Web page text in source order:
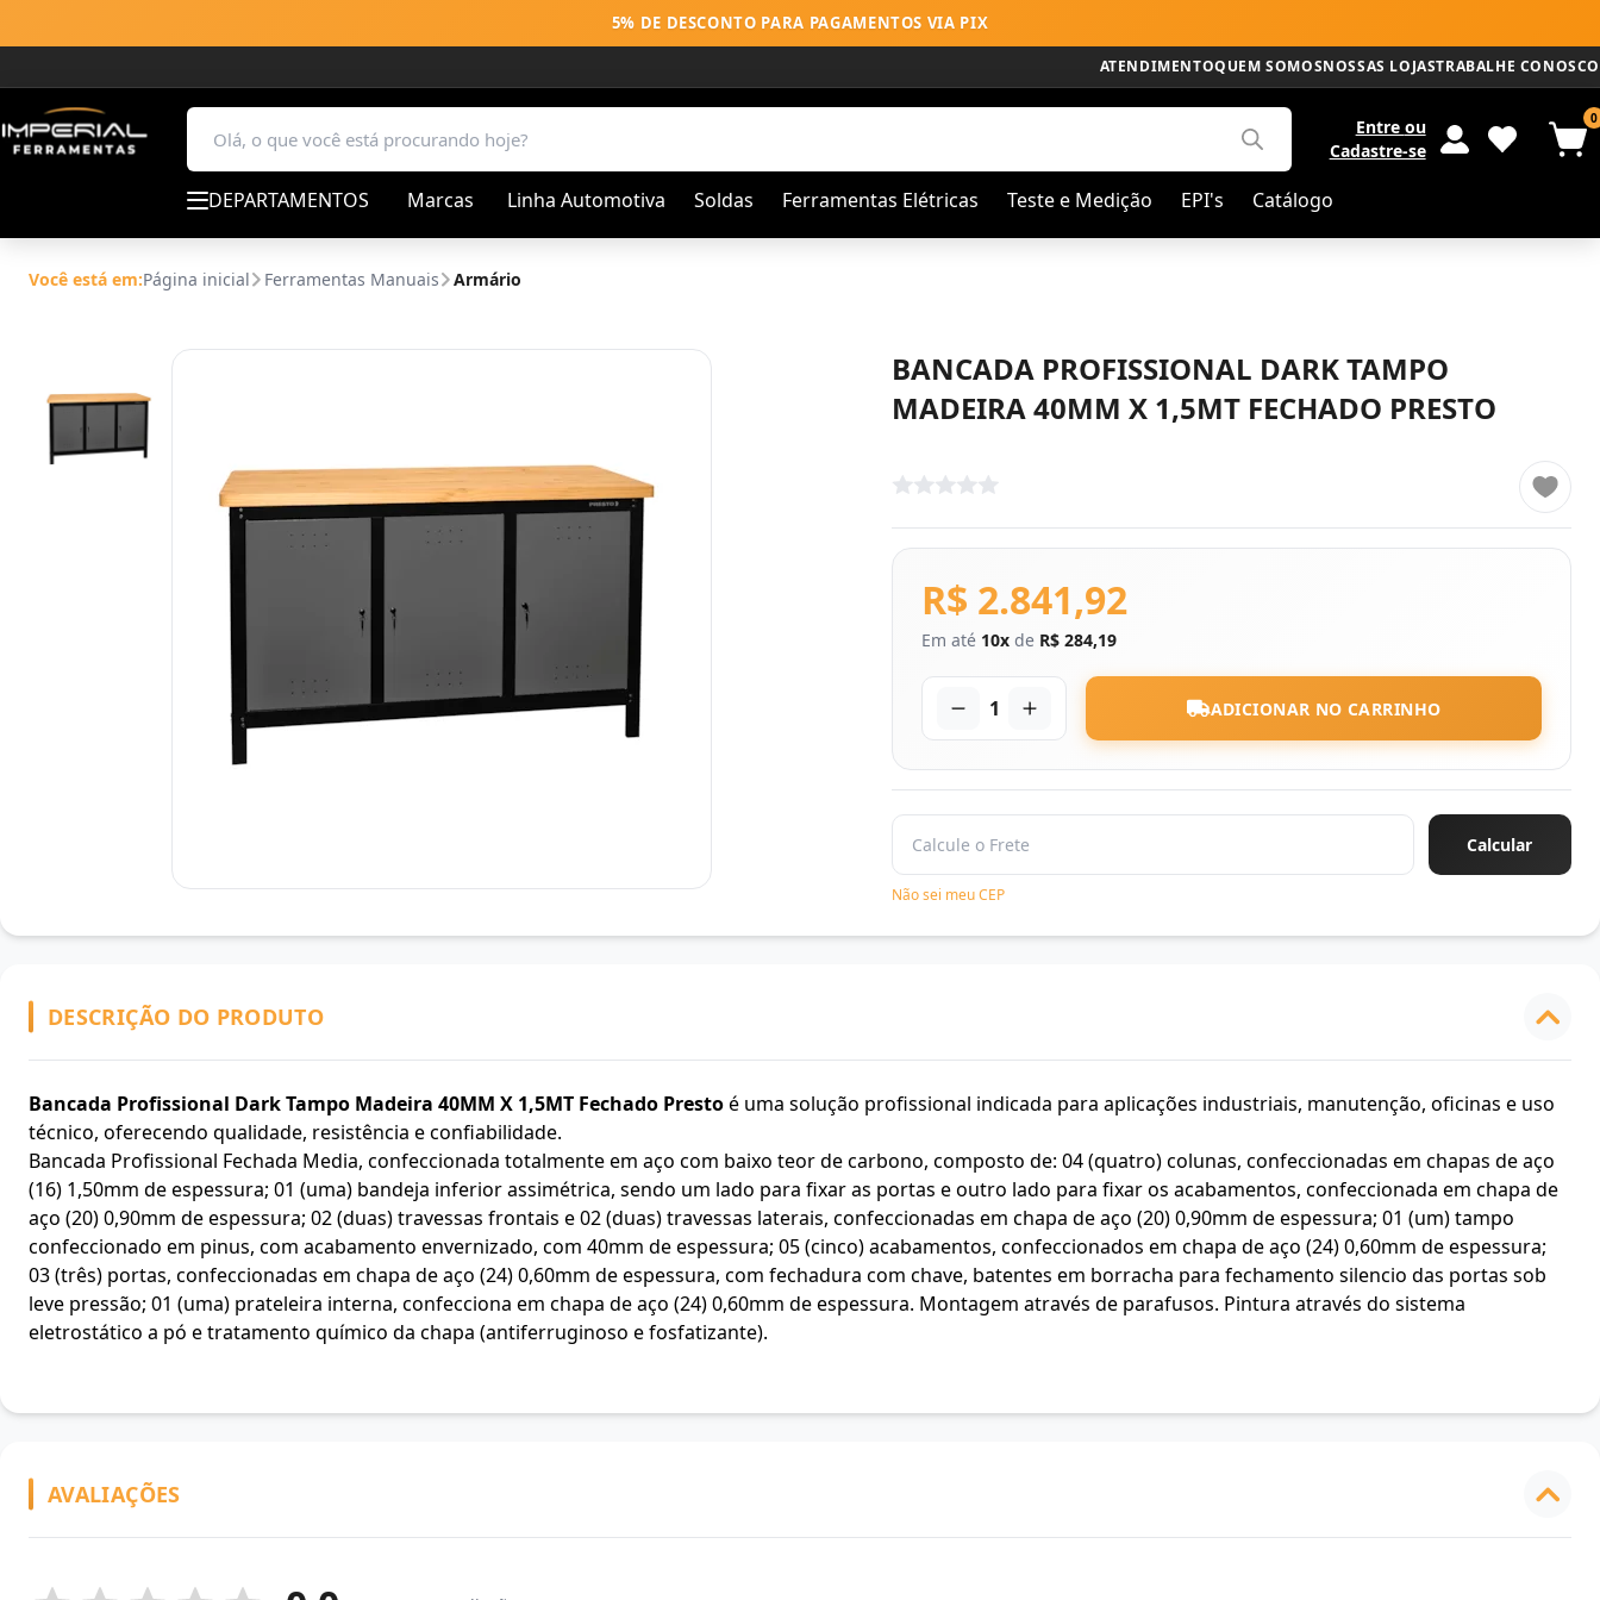
5% DE DESCONTO PARA PAGAMENTOS VIA PIX
ATENDIMENTOQUEM SOMOSNOSSAS LOJASTRABALHE CONOSCO
DEPARTAMENTOS Marcas Linha Automotiva Soldas Ferramentas Elétricas Teste e Medição EPI's Catálogo
Entre ou
Cadastre-se
0
Você está em:Página inicial Ferramentas Manuais Armário
BANCADA PROFISSIONAL DARK TAMPO
MADEIRA 40MM X 1,5MT FECHADO PRESTO
R$ 2.841,92
Em até 10x de R$ 284,19
1 ADICIONAR NO CARRINHO
Não sei meu CEP
DESCRIÇÃO DO PRODUTO
Bancada Profissional Dark Tampo Madeira 40MM X 1,5MT Fechado Prestoé uma solução profissional indicada para aplicações industriais, manutenção, oficinas e uso
técnico, oferecendo qualidade, resistência e confiabilidade.
Bancada Profissional Fechada Media, confeccionada totalmente em aço com baixo teor de carbono, composto de: 04 (quatro) colunas, confeccionadas em chapas de aço
(16) 1,50mm de espessura; 01 (uma) bandeja inferior assimétrica, sendo um lado para fixar as portas e outro lado para fixar os acabamentos, confeccionada em chapa de
aço (20) 0,90mm de espessura; 02 (duas) travessas frontais e 02 (duas) travessas laterais, confeccionadas em chapa de aço (20) 0,90mm de espessura; 01 (um) tampo
confeccionado em pinus, com acabamento envernizado, com 40mm de espessura; 05 (cinco) acabamentos, confeccionados em chapa de aço (24) 0,60mm de espessura;
03 (três) portas, confeccionadas em chapa de aço (24) 0,60mm de espessura, com fechadura com chave, batentes em borracha para fechamento silencio das portas sob
leve pressão; 01 (uma) prateleira interna, confecciona em chapa de aço (24) 0,60mm de espessura. Montagem através de parafusos. Pintura através do sistema
eletrostático a pó e tratamento químico da chapa (antiferruginoso e fosfatizante).
AVALIAÇÕES